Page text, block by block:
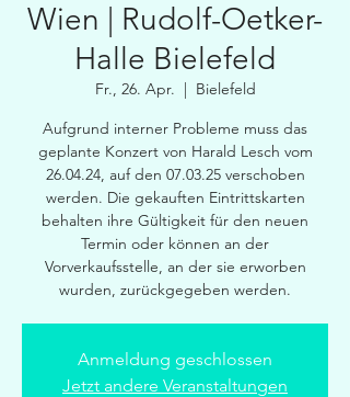
Wien | Rudolf-Oetker-
Halle Bielefeld
Fr., 26. Apr.
  |
Bielefeld
Aufgrund interner Probleme muss das
geplante Konzert von Harald Lesch vom
26.04.24, auf den 07.03.25 verschoben
werden. Die gekauften Eintrittskarten
behalten ihre Gültigkeit für den neuen
Termin oder können an der
Vorverkaufsstelle, an der sie erworben
wurden, zurückgegeben werden.
Anmeldung geschlossen
Jetzt andere Veranstaltungen